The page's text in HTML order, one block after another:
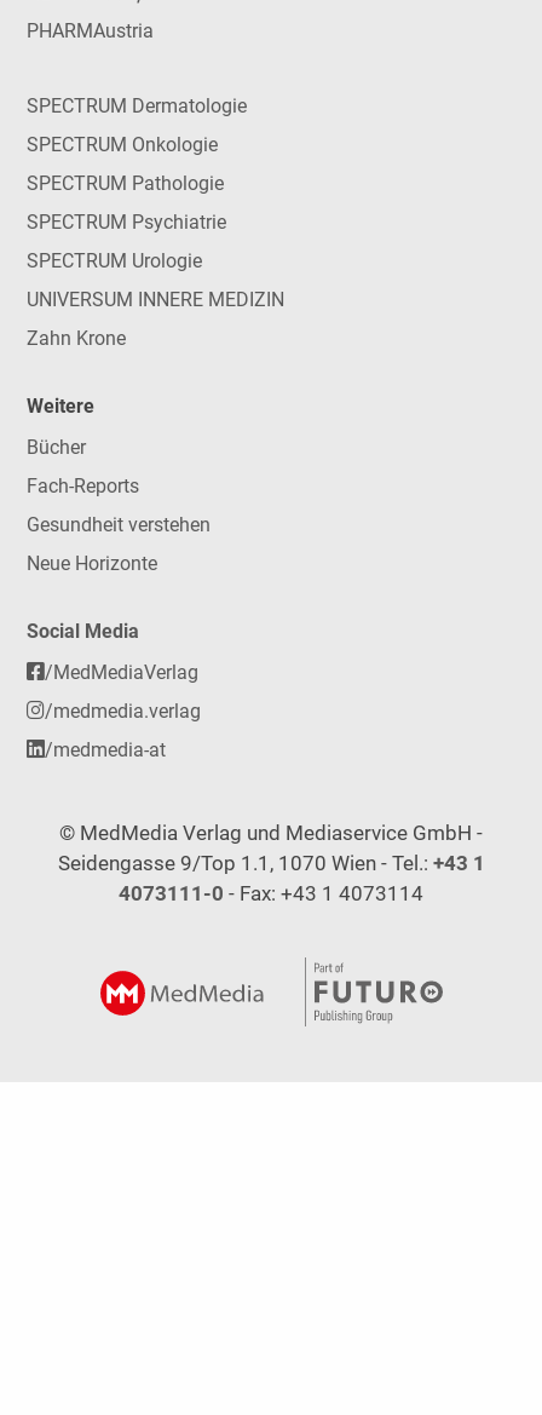
PHARMAustria
SPECTRUM Dermatologie
SPECTRUM Onkologie
SPECTRUM Pathologie
SPECTRUM Psychiatrie
SPECTRUM Urologie
UNIVERSUM INNERE MEDIZIN
Zahn Krone
Weitere
Bücher
Fach-Reports
Gesundheit verstehen
Neue Horizonte
Social Media
/MedMediaVerlag
/medmedia.verlag
/medmedia-at
© MedMedia Verlag und Mediaservice GmbH -
Seidengasse 9/Top 1.1, 1070 Wien - Tel.: +43 1
4073111-0 - Fax: +43 1 4073114